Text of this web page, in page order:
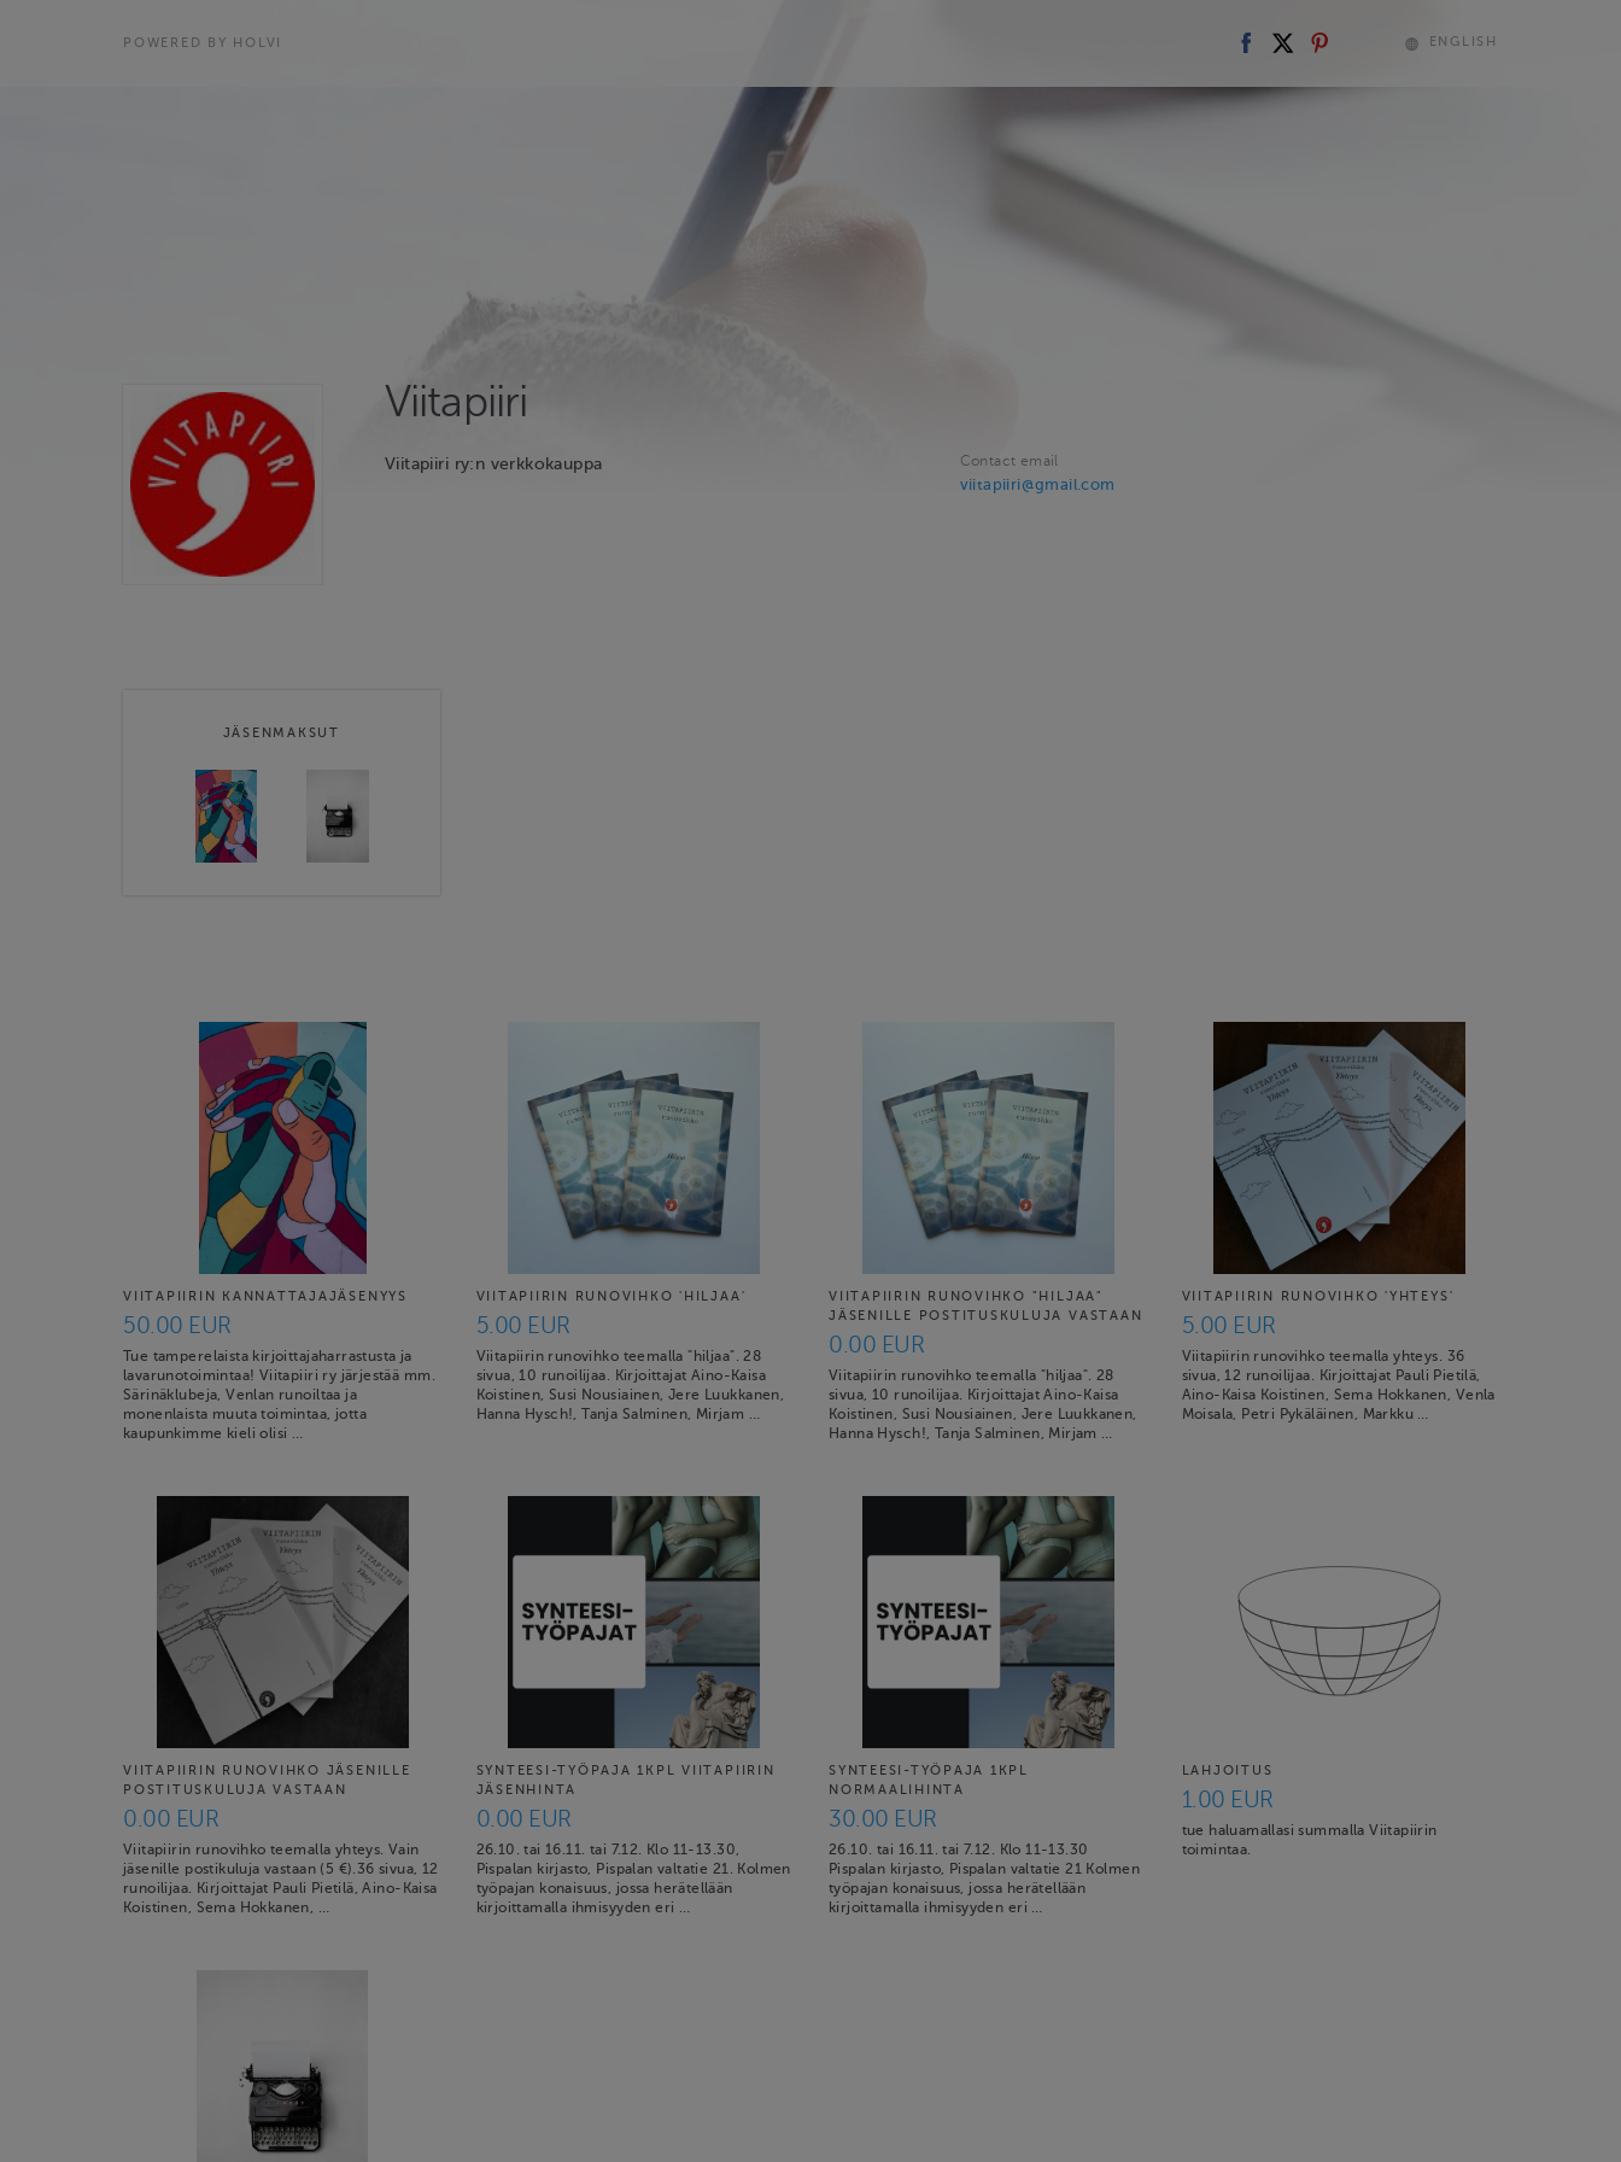
POWERED BY HOLVI ENGLISH
Viitapiiri
Viitapiiri ry:n verkkokauppa Contact email
viitapiiri@gmail.com
JÄSENMAKSUT
VIITAPIIRIN KANNATTAJAJÄSENYYS
50.00 EUR
Tue tamperelaista kirjoittajaharrastusta ja
lavarunotoimintaa! Viitapiiri ry järjestää mm.
Särinäklubeja, Venlan runoiltaa ja
monenlaista muuta toimintaa, jotta
kaupunkimme kieli olisi …
VIITAPIIRIN RUNOVIHKO 'HILJAA'
5.00 EUR
Viitapiirin runovihko teemalla "hiljaa". 28
sivua, 10 runoilijaa. Kirjoittajat Aino-Kaisa
Koistinen, Susi Nousiainen, Jere Luukkanen,
Hanna Hysch!, Tanja Salminen, Mirjam …
VIITAPIIRIN RUNOVIHKO "HILJAA"
JÄSENILLE POSTITUSKULUJA VASTAAN
0.00 EUR
Viitapiirin runovihko teemalla "hiljaa". 28
sivua, 10 runoilijaa. Kirjoittajat Aino-Kaisa
Koistinen, Susi Nousiainen, Jere Luukkanen,
Hanna Hysch!, Tanja Salminen, Mirjam …
VIITAPIIRIN RUNOVIHKO 'YHTEYS'
5.00 EUR
Viitapiirin runovihko teemalla yhteys. 36
sivua, 12 runoilijaa. Kirjoittajat Pauli Pietilä,
Aino-Kaisa Koistinen, Sema Hokkanen, Venla
Moisala, Petri Pykäläinen, Markku …
VIITAPIIRIN RUNOVIHKO JÄSENILLE
POSTITUSKULUJA VASTAAN
0.00 EUR
Viitapiirin runovihko teemalla yhteys. Vain
jäsenille postikuluja vastaan (5 €).36 sivua, 12
runoilijaa. Kirjoittajat Pauli Pietilä, Aino-Kaisa
Koistinen, Sema Hokkanen, …
SYNTEESI-TYÖPAJA 1KPL VIITAPIIRIN
JÄSENHINTA
0.00 EUR
26.10. tai 16.11. tai 7.12. Klo 11-13.30,
Pispalan kirjasto, Pispalan valtatie 21. Kolmen
työpajan konaisuus, jossa herätellään
kirjoittamalla ihmisyyden eri …
SYNTEESI-TYÖPAJA 1KPL
NORMAALIHINTA
30.00 EUR
26.10. tai 16.11. tai 7.12. Klo 11-13.30
Pispalan kirjasto, Pispalan valtatie 21 Kolmen
työpajan konaisuus, jossa herätellään
kirjoittamalla ihmisyyden eri …
LAHJOITUS
1.00 EUR
tue haluamallasi summalla Viitapiirin
toimintaa.